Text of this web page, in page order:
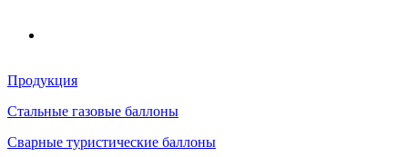
Продукция
Стальные газовые баллоны
Сварные туристические баллоны